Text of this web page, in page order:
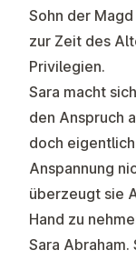
Sohn der
zur Zeit des
Privilegien.
Sara macht
den Anspruch
doch
Anspannung
überzeugt sie
Hand zu
Sara